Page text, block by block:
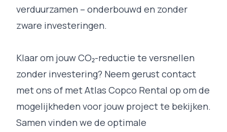
verduurzamen – onderbouwd en zonder
zware investeringen.
Klaar om jouw CO₂-reductie te versnellen
zonder investering? Neem gerustcontact
met ons of met Atlas Copco Rental op om de
mogelijkheden voor jouw project te bekijken.
Samen vinden we de optimale